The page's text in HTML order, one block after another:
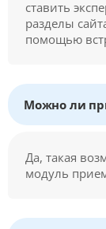
ставить
разделы
помощью
Можно ли
Да, такая
модуль